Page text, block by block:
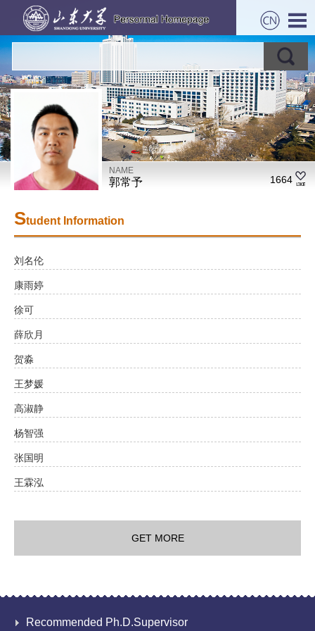
NAME
郭常予 1664
Student Information
刘名伦
康雨婷
徐可
薛欣月
贺淼
王梦媛
高淑静
杨智强
张国明
王霖泓
GET MORE
Recommended Ph.D.Supervisor